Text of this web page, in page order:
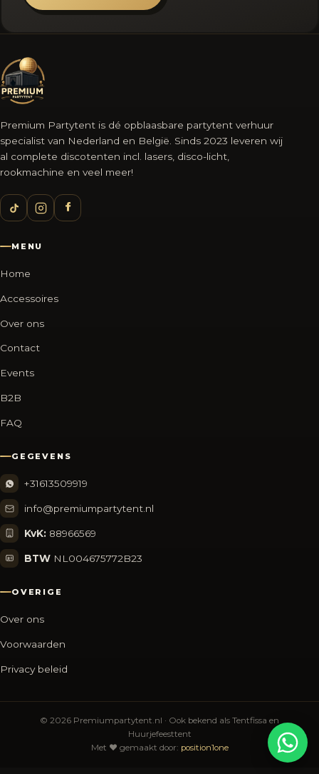
Premium Partytent is dé opblaasbare partytent verhuur
specialist van Nederland en België. Sinds 2023 leveren wij
al complete discotenten incl. lasers, disco-licht,
rookmachine en veel meer!
MENU
Home
Accessoires
Over ons
Contact
Events
B2B
FAQ
GEGEVENS
+31613509919
info@premiumpartytent.nl
KvK: 88966569
BTW NL004675772B23
OVERIGE
Over ons
Voorwaarden
Privacy beleid
© 2026 Premiumpartytent.nl · Ook bekend als Tentfissa en
Huurjefeesttent
Met ♥ gemaakt door: position1one